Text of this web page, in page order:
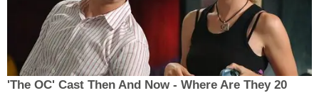
'The OC' Cast Then And Now - Where Are They 20